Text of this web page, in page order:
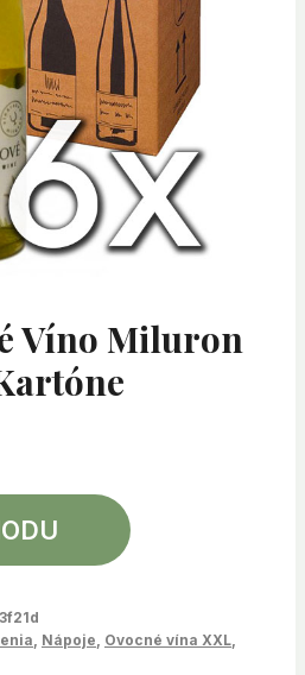
Víno Miluron
Nápoje Ovocné vína XXL